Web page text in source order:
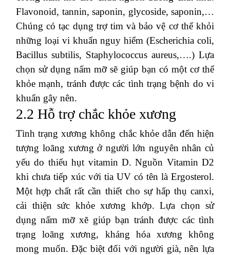
Flavonoid, tannin, saponin, glycoside, saponin,…
Chúng có tạc dụng trợ tim và bảo vệ cơ thể khỏi
những loại vi khuẩn nguy hiểm (Escherichia coli,
Bacillus subtilis, Staphylococcus aureus,….) Lựa
chọn sử dụng nấm mỡ sẽ giúp bạn có một cơ thể
khỏe mạnh, tránh được các tình trạng bệnh do vi
khuẩn gây nên.
2.2 Hỗ trợ chắc khỏe xương
Tình trạng xương không chắc khỏe dẫn đến hiện
tượng loãng xương ở người lớn nguyên nhân củ
yếu do thiếu hụt vitamin D. Nguồn Vitamin D2
khi chưa tiếp xúc với tia UV có tên là Ergosterol.
Một hợp chất rất cần thiết cho sự hấp thụ canxi,
cải thiện sức khỏe xương khớp. Lựa chọn sử
dụng nấm mỡ xẽ giúp bạn tránh được các tình
trạng loãng xương, kháng hóa xương không
mong muốn. Đặc biệt đối với người già, nên lựa